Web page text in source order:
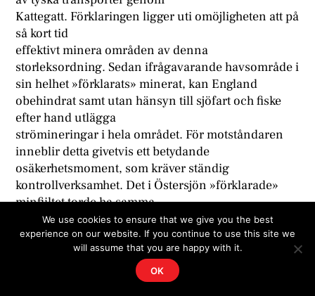
Kattegatt. Förklaringen ligger uti omöjligheten att på
så kort tid
effektivt minera områden av denna
storleksordning. Sedan ifrågavarande havsområde i
sin helhet »förklarats» minerat, kan England
obehindrat samt utan hänsyn till sjöfart och fiske
efter hand utlägga
strömineringar i hela området. För motståndaren
inneblir detta givetvis ett betydande
osäkerhetsmoment, som kräver ständig
kontrollverksamhet. Det i Östersjön »förklarade»
minfiiltet torde ha samma
karaktär. Det är emellertid givet, att dylika minfält
icke utgöra några
oöverstigliga hinder för transporter och
operationer av olika slag.
Den engelska verksamheten i övrigt för att försvåra
We use cookies to ensure that we give you the best
experience on our website. If you continue to use this site we
will assume that you are happy with it.
OK